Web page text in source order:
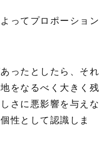
ってプロポーション
ったとしたら、それ
をなるべく大きく残
さに悪影響を与えな
性として認識しま